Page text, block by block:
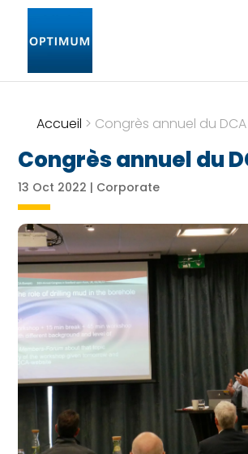
Accueil > Congrès annuel du DCA
Congrès annuel du
13 Oct 2022 | Corporate